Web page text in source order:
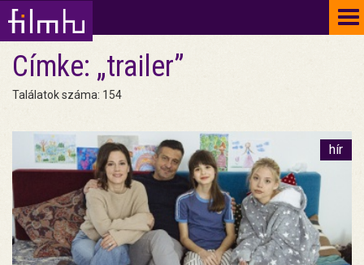
Címke: „trailer”
Találatok száma: 154
hír